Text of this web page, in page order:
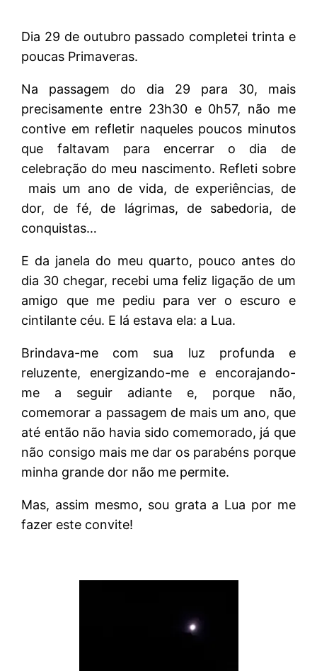
Dia 29 de outubro passado completei trinta e
poucas Primaveras.
Na passagem do dia 29 para 30, mais
precisamente entre 23h30 e 0h57, não me
contive em refletir naqueles poucos minutos
que faltavam para encerrar o dia de
celebração do meu nascimento. Refleti sobre
mais um ano de vida, de experiências, de
dor, de fé, de lágrimas, de sabedoria, de
conquistas…
E da janela do meu quarto, pouco antes do
dia 30 chegar, recebi uma feliz ligação de um
amigo que me pediu para ver o escuro e
cintilante céu. E lá estava ela: a Lua.
Brindava-me com sua luz profunda e
reluzente, energizando-me e encorajando-
me a seguir adiante e, porque não,
comemorar a passagem de mais um ano, que
até então não havia sido comemorado, já que
não consigo mais me dar os parabéns porque
minha grande dor não me permite.
Mas, assim mesmo, sou grata a Lua por me
fazer este convite!